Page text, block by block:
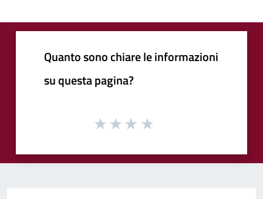
Quanto sono chiare le informazioni
su questa pagina?